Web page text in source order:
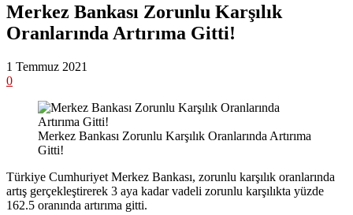
Merkez Bankası Zorunlu Karşılık
Oranlarında Artırıma Gitti!
1 Temmuz 2021
0
Merkez Bankası Zorunlu Karşılık Oranlarında Artırıma
Gitti!
Türkiye Cumhuriyet Merkez Bankası, zorunlu karşılık oranlarında
artış gerçekleştirerek 3 aya kadar vadeli zorunlu karşılıkta yüzde
162.5 oranında artırıma gitti.